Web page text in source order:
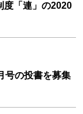
度「連」の2020
号の投書を募集